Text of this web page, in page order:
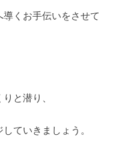
くお手伝いをさせて
と潜り、
ていきましょう。